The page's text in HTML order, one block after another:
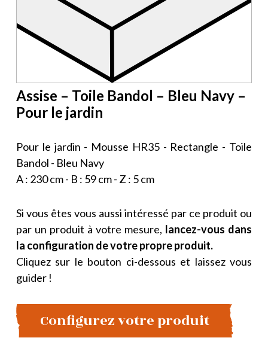
Assise – Toile Bandol – Bleu Navy –
Pour le jardin
Pour le jardin - Mousse HR35 - Rectangle - Toile
Bandol - Bleu Navy
A : 230 cm - B : 59 cm - Z : 5 cm
Si vous êtes vous aussi intéressé par ce produit ou
par un produit à votre mesure, lancez-vous dans
la configuration de votre propre produit.
Cliquez sur le bouton ci-dessous et laissez vous
guider !
Configurez votre produit